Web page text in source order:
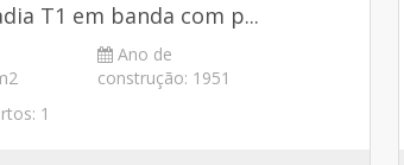
T1 em banda com p...
Ano de
construção: 1951
1